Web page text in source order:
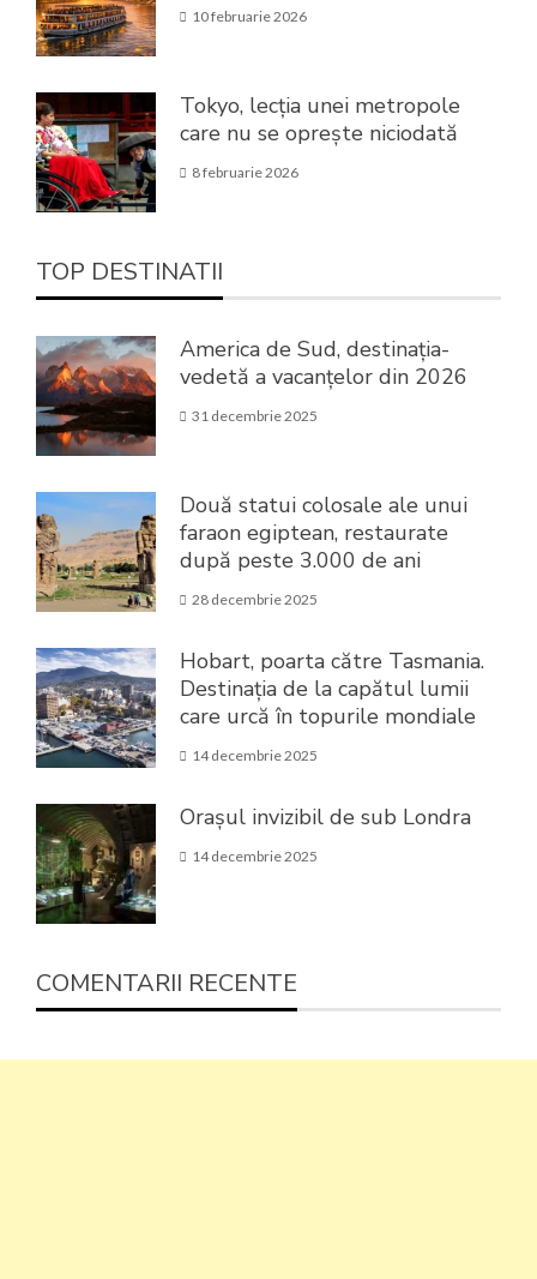
10 februarie 2026
Tokyo, lecția unei metropole
care nu se oprește niciodată
8 februarie 2026
TOP DESTINATII
America de Sud, destinația-
vedetă a vacanțelor din 2026
31 decembrie 2025
Două statui colosale ale unui
faraon egiptean, restaurate
după peste 3.000 de ani
28 decembrie 2025
Hobart, poarta către Tasmania.
Destinația de la capătul lumii
care urcă în topurile mondiale
14 decembrie 2025
Orașul invizibil de sub Londra
14 decembrie 2025
COMENTARII RECENTE